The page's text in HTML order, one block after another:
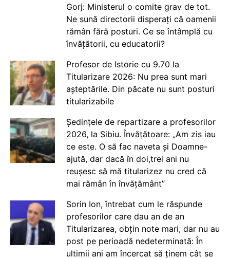
Gorj: Ministerul o comite grav de tot.
Ne sună directorii disperați că oamenii
rămân fără posturi. Ce se întâmplă cu
învățătorii, cu educatorii?
Profesor de Istorie cu 9.70 la
Titularizare 2026: Nu prea sunt mari
așteptările. Din păcate nu sunt posturi
titularizabile
Ședințele de repartizare a profesorilor
2026, la Sibiu. Învățătoare: „Am zis iau
ce este. O să fac naveta și Doamne-
ajută, dar dacă în doi,trei ani nu
reușesc să mă titularizez nu cred că
mai rămân în învățământ”
Sorin Ion, întrebat cum le răspunde
profesorilor care dau an de an
Titularizarea, obțin note mari, dar nu au
post pe perioadă nedeterminată: În
ultimii ani am încercat să ținem cât se